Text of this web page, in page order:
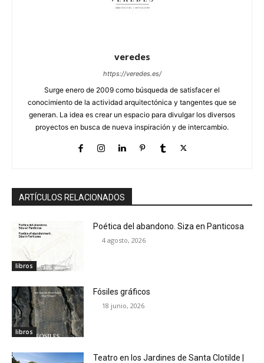
veredes
https://veredes.es/
Surge enero de 2009 como búsqueda de satisfacer el
conocimiento de la actividad arquitectónica y tangentes que se
generan. La idea es crear un espacio para divulgar los diversos
proyectos en busca de nueva inspiración y de intercambio.
ARTÍCULOS RELACIONADOS
libros
Poética del abandono. Siza en Panticosa
4 agosto, 2026
libros
Fósiles gráficos
18 junio, 2026
Teatro en los Jardines de Santa Clotilde |